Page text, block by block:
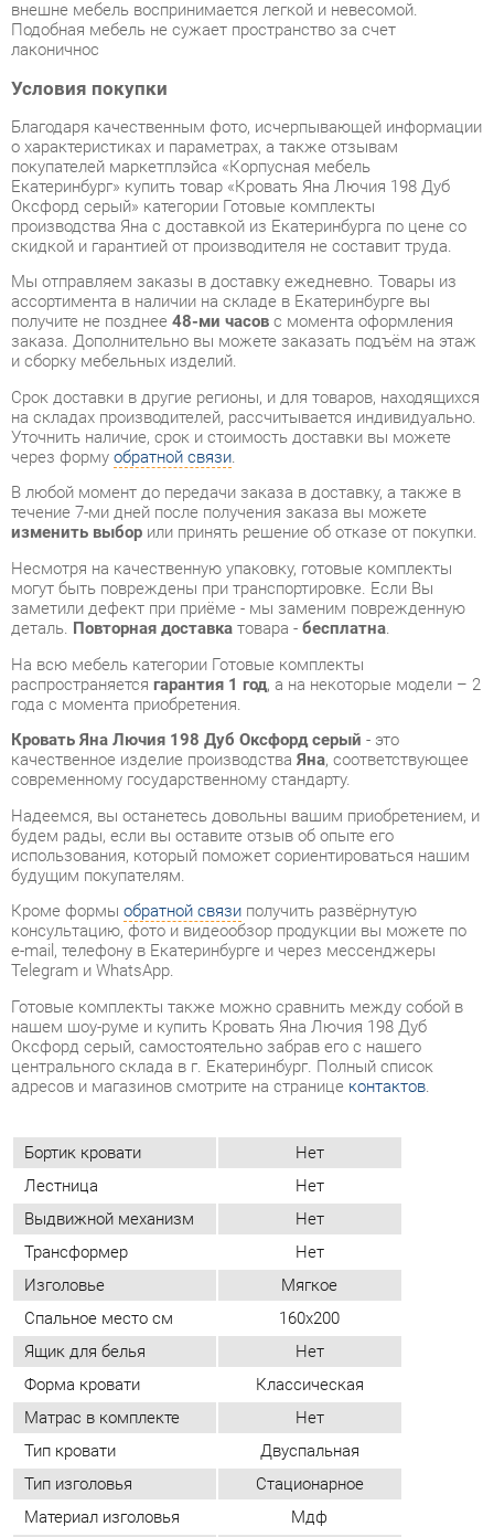
Благодаря качественным фото, исчерпывающей информации
о характеристиках и параметрах, а также отзывам
покупателей маркетплэйса «Корпусная мебель
Екатеринбург» купить товар «Кровать Яна Лючия 198 Дуб
Оксфорд серый» категории Готовые комплекты
производства Яна с доставкой из Екатеринбурга по цене со
скидкой и гарантией от производителя не составит труда.
Мы отправляем заказы в доставку ежедневно. Товары из
ассортимента в наличии на складе в Екатеринбурге вы
получите не позднее48-ми часовс момента оформления
заказа. Дополнительно вы можете заказать подъём на этаж
и сборку мебельных изделий.
Срок доставки в другие регионы, и для товаров, находящихся
на складах производителей, рассчитывается индивидуально.
Уточнить наличие, срок и стоимость доставки вы можете
через формуобратной связи.
В любой момент до передачи заказа в доставку, а также в
течение 7-ми дней после получения заказа вы можете
изменить выборили принять решение об отказе от покупки.
Несмотря на качественную упаковку, готовые комплекты
могут быть повреждены при транспортировке. Если Вы
заметили дефект при приёме - мы заменим поврежденную
деталь.Повторная доставка товара -бесплатна .
На всю мебель категории Готовые комплекты
года с момента приобретения.
Кровать Яна Лючия 198 Дуб Оксфорд серый - это
качественное изделие производстваЯна, соответствующее
Надеемся, вы останетесь довольны вашим приобретением, и
будем рады, если вы оставите отзыв об опыте его
будущим покупателям.
Кроме формыобратной связиполучить развёрнутую
консультацию, фото и видеообзор продукции вы можете по
e-mail, телефону в Екатеринбурге и через мессенджеры
Telegram и WhatsApp.
Готовые комплекты также можно сравнить между собой в
нашем шоу-руме и купить Кровать Яна Лючия 198 Дуб
Оксфорд серый, самостоятельно забрав его с нашего
центрального склада в г. Екатеринбург. Полный список
адресов и магазинов смотрите на странице контактов.
Бортик кровати
Нет
Лестница
Нет
Выдвижной механизм
Нет
Изголовье
Мягкое
Спальное место см
160х200
Ящик для белья
Нет
Форма кровати
Классическая
Матрас в комплекте
Нет
Тип кровати
Двуспальная
Тип изголовья
Стационарное
Материал изголовья
Мдф
Основание в комплекте
Да
Подъемный механизм
Нет
Материал
Искусственная кожа
Ширина, мм
1831
Глубина, мм
2080